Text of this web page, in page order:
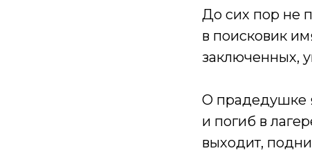
До сих пор не
в поисковик
заключенных,
О прадедушке
и погиб в
выходит,